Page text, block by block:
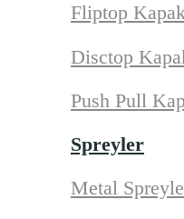
Fliptop
Disctop
Push Pull
Spreyler
Metal